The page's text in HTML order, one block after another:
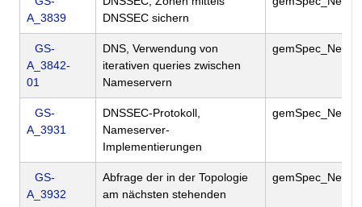
A_3839
DNSSEC sichern
GS-
A_3842-
01
DNS, Verwendung von
iterativen queries zwischen
Nameservern
gemSpec_Net
GS-
A_3931
DNSSEC-Protokoll,
Nameserver-
Implementierungen
gemSpec_Net
GS-
A_3932
Abfrage der in der Topologie
am nächsten stehenden
gemSpec_Net